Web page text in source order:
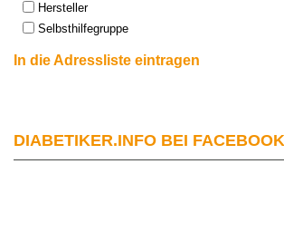
Hersteller
Selbsthilfegruppe
In die Adressliste eintragen
DIABETIKER.INFO BEI FACEBOOK